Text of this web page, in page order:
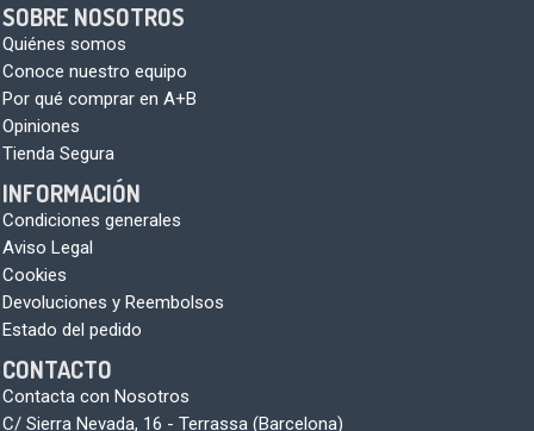
SOBRE NOSOTROS
Quiénes somos
Conoce nuestro equipo
Por qué comprar en A+B
Opiniones
Tienda Segura
INFORMACIÓN
Condiciones generales
Aviso Legal
Cookies
Devoluciones y Reembolsos
Estado del pedido
CONTACTO
Contacta con Nosotros
C/ Sierra Nevada, 16 - Terrassa (Barcelona)